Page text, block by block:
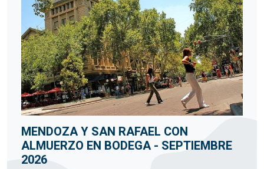
MENDOZA Y SAN RAFAEL CON
ALMUERZO EN BODEGA - SEPTIEMBRE
2026